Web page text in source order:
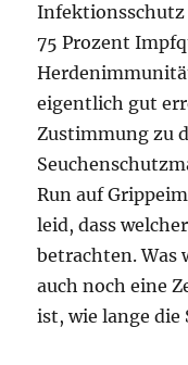
Infektionsschutz
75 Prozent
eigentlich gut
Zustimmung zu
Run auf
leid, dass
betrachten. Was
auch noch eine
ist, wie lange